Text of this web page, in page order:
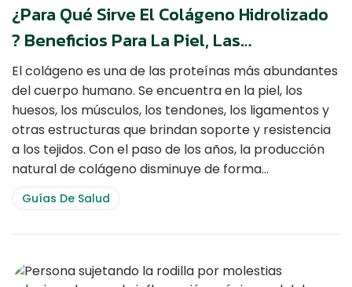
¿Para Qué Sirve El Colágeno Hidrolizado
? Beneficios Para La Piel, Las
Articulaciones Y El Bienestar Diario
El colágeno es una de las proteínas más abundantes
del cuerpo humano. Se encuentra en la piel, los
huesos, los músculos, los tendones, los ligamentos y
otras estructuras que brindan soporte y resistencia
a los tejidos. Con el paso de los años, la producción
natural de colágeno disminuye de forma…
Guías De Salud